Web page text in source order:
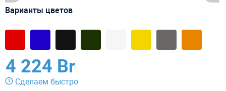
Варианты цветов
4 224 Br
Сделаем быстро